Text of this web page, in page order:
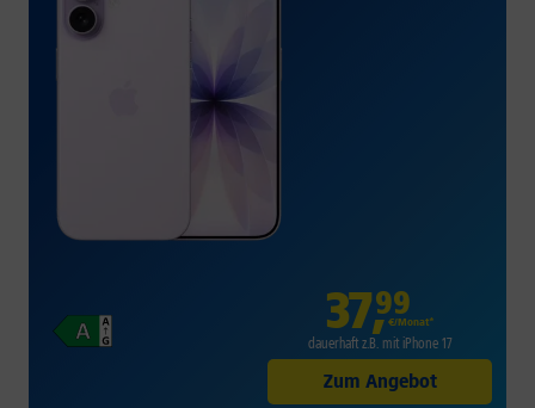
37,99
€/Monat*
dauerhaft z.B. mit iPhone 17
Zum Angebot